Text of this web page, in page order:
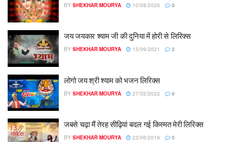
BY SHEKHAR MOURYA 10/08/2026 0
जय जयकार श्याम जी की दुनिया में होरी से लिरिक्स
BY SHEKHAR MOURYA 15/09/2021 2
लोगो जय श्री श्याम को भजन लिरिक्स
BY SHEKHAR MOURYA 27/02/2022 0
जबसे चढ़ा मैं तेरह सीढ़ियां बदल गई किस्मत मेरी लिरिक्स
BY SHEKHAR MOURYA 23/06/2019 0